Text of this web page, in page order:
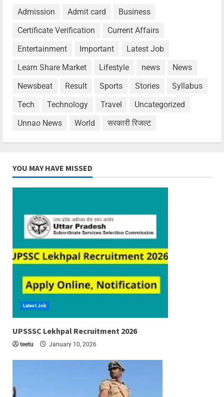
Admission Admit card
Business
Certificate Verification
Current Affairs
Entertainment
Important
Latest Job
Learn Share Market
Lifestyle news
News
Newsbeat
Result Sports Stories
Syllabus
Tech
Technology Travel
Uncategorized
Unnao News
World सरकारी रिजल्ट
YOU MAY HAVE MISSED
Latest Job
UPSSSC Lekhpal Recruitment 2026
teetu January 10, 2026